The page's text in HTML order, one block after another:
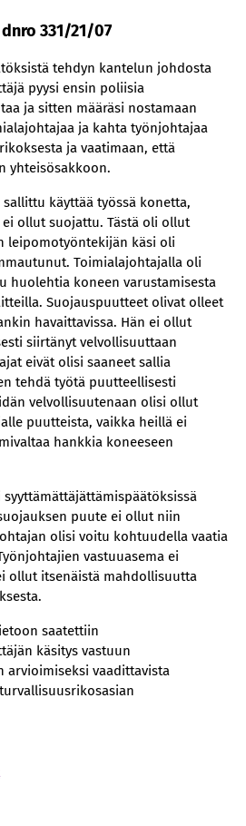
331/21/07
tehdyn kantelun johdosta
pyysi ensin poliisia
ja sitten määräsi nostamaan
ja kahta työnjohtajaa
ja vaatimaan, että
yhteisösakkoon.
käyttää työssä konetta,
ollut suojattu. Tästä oli ollut
leipomotyöntekijän käsi oli
Toimialajohtajalla oli
huolehtia koneen varustamisesta
Suojauspuutteet olivat olleet
havaittavissa. Hän ei ollut
siirtänyt velvollisuuttaan
eivät olisi saaneet sallia
tehdä työtä puutteellisesti
velvollisuutenaan olisi ollut
puutteista, vaikka heillä ei
hankkia koneeseen
puute ei ollut niin
olisi voitu kohtuudella vaatia
vastuuasema ei
ollut itsenäistä mahdollisuutta
saatettiin
käsitys vastuun
arvioimiseksi vaadittavista